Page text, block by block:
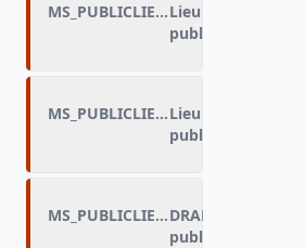
MS_PUBLICLIEU_ELieu des
public : transport
MS_PUBLICLIEU_FLieu des
public : autre
MS_PUBLICLIEU_FLAGDRAP_Lieu des
public